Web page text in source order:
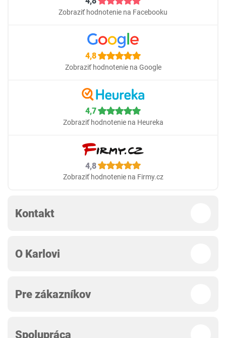
Zobraziť hodnotenie na Facebooku
4,8
Zobraziť hodnotenie na Google
4,7
Zobraziť hodnotenie na Heureka
4,8
Zobraziť hodnotenie na Firmy.cz
Kontakt
O Karlovi
Pre zákazníkov
Spolupráca